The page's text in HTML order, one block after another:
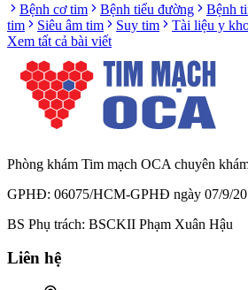
Bệnh cơ tim
Bệnh tiểu đường Bệnh
tim
Siêu âm tim Suy tim Tài liệu y
Xem tất cả bài viết
Phòng khám Tim mạch OCA chuyên
GPHĐ: 06075/HCM-GPHĐ ngày 07/9/
BS Phụ trách: BSCKII Phạm Xuân Hậu
Liên hệ